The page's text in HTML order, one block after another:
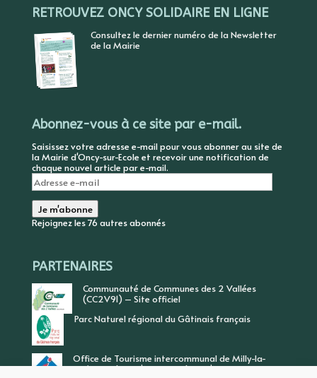
RETROUVEZ ONCY SOLIDAIRE EN LIGNE
Consultez le dernier numéro de la Newsletter
de la Mairie
Abonnez-vous à ce site par e-mail.
Saisissez votre adresse e-mail pour vous abonner au site de
la Mairie d'Oncy-sur-Ecole et recevoir une notification de
chaque nouvel article par e-mail.
Adresse
e-
mail
Je m'abonne
Rejoignez les 76 autres abonnés
PARTENAIRES
Communauté de Communes des 2 Vallées
(CC2V91) – Site officiel
Parc Naturel régional du Gâtinais français
Office de Tourisme intercommunal de Milly-la-
Forêt, Vallée de l’Ecole, Vallée de l’Essonne